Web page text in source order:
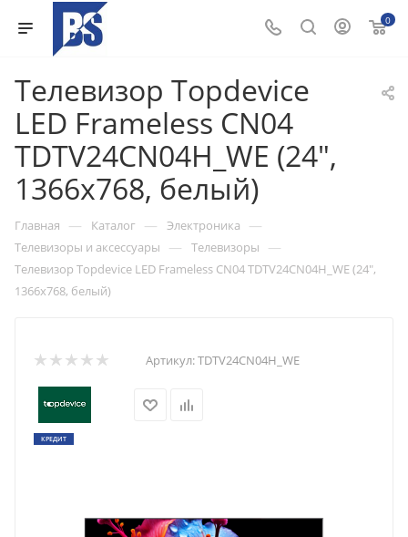
0
Телевизор Topdevice
LED Frameless CN04
TDTV24CN04H_WE (24",
1366x768, белый)
Главная — Каталог — Электроника —
Телевизоры и аксессуары — Телевизоры —
Телевизор Topdevice LED Frameless CN04 TDTV24CN04H_WE (24",
1366x768, белый)
Артикул:TDTV24CN04H_WE
КРЕДИТ